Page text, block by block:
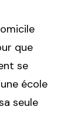
que
se
école
seule